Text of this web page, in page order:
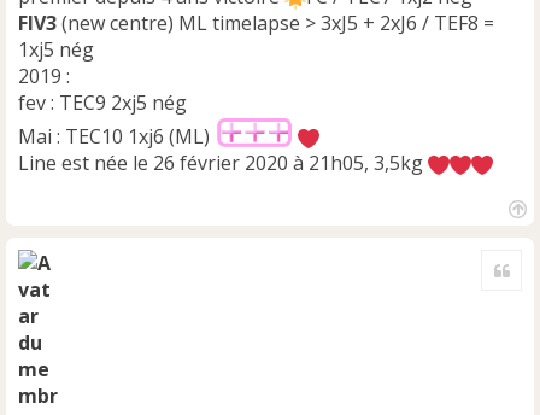
FIV3(new centre) ML timelapse > 3xJ5 + 2xJ6 / TEF8 =
1xj5 nég
2019 :
fev : TEC9 2xj5 nég
Mai : TEC10 1xj6 (ML)
Line est née le 26 février 2020 à 21h05, 3,5kg